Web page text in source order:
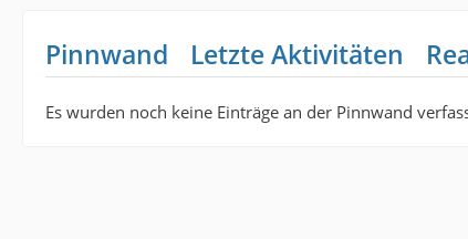
Pinnwand Letzte Aktivitäten
Es wurden noch keine Einträge an der Pinnwand